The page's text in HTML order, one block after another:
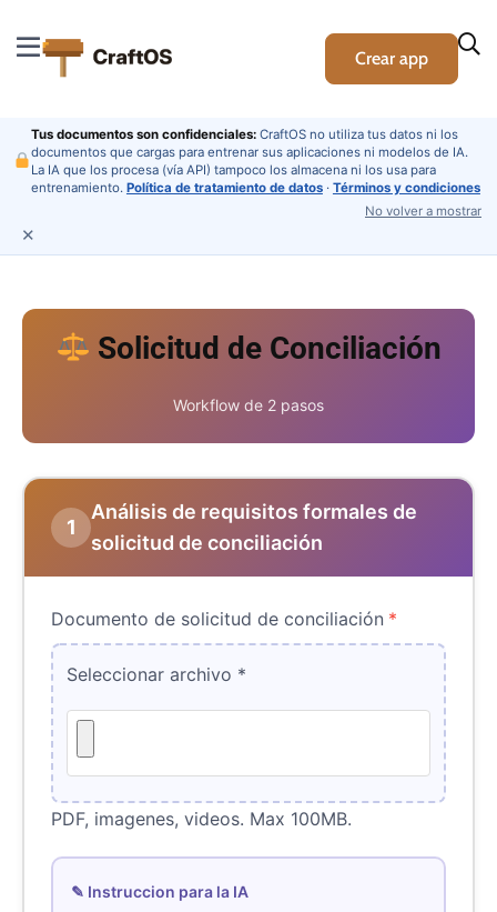
Crear app
Tus documentos son confidenciales:CraftOS no utiliza tus datos ni los
documentos que cargas para entrenar sus aplicaciones ni modelos de IA.
La IA que los procesa (vía API) tampoco los almacena ni los usa para
entrenamiento. Política de tratamiento de datos· Términos y condiciones
No volver a mostrar
✕
Solicitud de Conciliación
Workflow de 2 pasos
1
Análisis de requisitos formales de
solicitud de conciliación
Documento de solicitud de conciliación *
Seleccionar archivo *
PDF, imagenes, videos. Max 100MB.
✎ Instruccion para la IA